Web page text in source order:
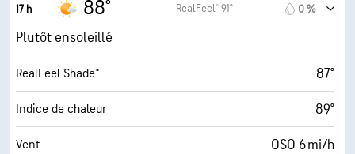
Rafales
Humidité 42 %
Point de rosée 64° F
AccuLumen Brightness Index™ 9 (Très forte)
17 h 88° RealFeel® 91° 0 %
Plutôt ensoleillé
RealFeel Shade™ 87°
Indice de chaleur 89°
Vent OSO 6 mi/h